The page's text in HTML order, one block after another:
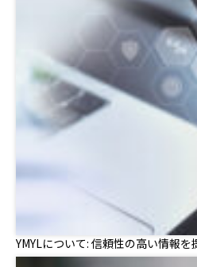
YMYLについて: 信頼性の高い情報